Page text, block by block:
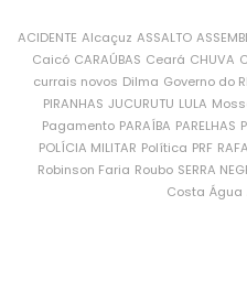
ACIDENTE Alcaçuz ASSALTO
Caicó CARAÚBAS Ceará CHUVA
currais novos Dilma Governo do
PIRANHAS JUCURUTU LULA
Pagamento PARAÍBA PARELHAS
POLÍCIA MILITAR Política PRF
Robinson Faria Roubo SERRA
Costa Água